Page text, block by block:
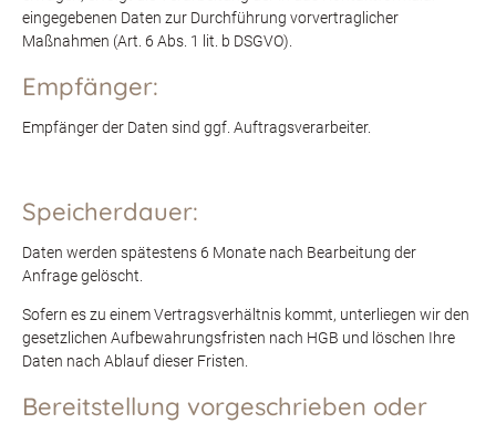
eingegebenen Daten zur Durchführung vorvertraglicher
Maßnahmen (Art. 6 Abs. 1 lit. b DSGVO).
Empfänger:
Empfänger der Daten sind ggf. Auftragsverarbeiter.
Speicherdauer:
Daten werden spätestens 6 Monate nach Bearbeitung der
Anfrage gelöscht.
Sofern es zu einem Vertragsverhältnis kommt, unterliegen wir den
gesetzlichen Aufbewahrungsfristen nach HGB und löschen Ihre
Daten nach Ablauf dieser Fristen.
Bereitstellung vorgeschrieben oder